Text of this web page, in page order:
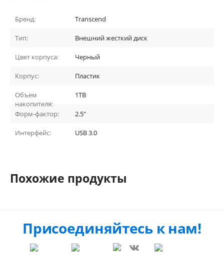
Бренд: Transcend
Тип: Внешний жесткий диск
Цвет корпуса: Черный
Корпус: Пластик
Объем
накопителя:
1TB
Форм-фактор: 2.5"
Интерфейс: USB 3.0
Похожие продукты
Присоединяйтесь к нам!